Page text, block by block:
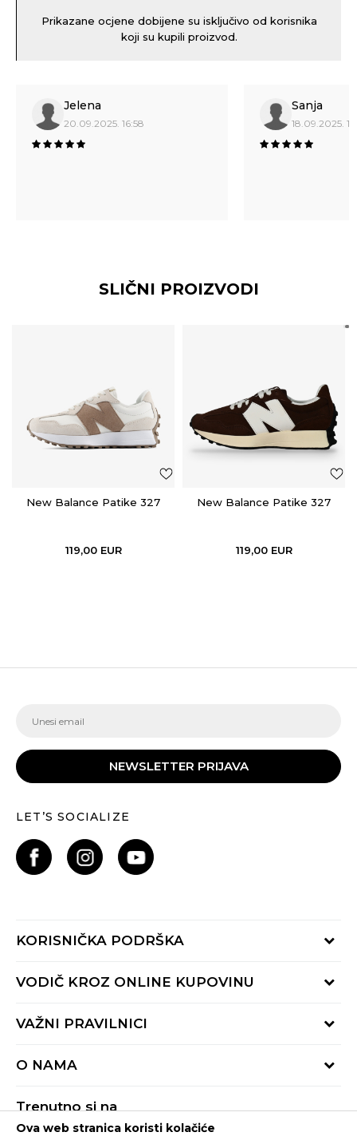
Prikazane ocjene dobijene su isključivo od korisnika
koji su kupili proizvod.
Jelena
20.09.2025. 16:58
Sanja
18.09.2025.
SLIČNI PROIZVODI
New Balance Patike 327
119,00 EUR
New Balance Patike 327
119,00 EUR
NEWSLETTER PRIJAVA
LET’S SOCIALIZE
KORISNIČKA PODRŠKA
Provjeri status porudžbine
Radno vrijeme 9-16h
VODIČ KROZ ONLINE KUPOVINU
Načini isporuke
Reklamacije
VAŽNI PRAVILNICI
Pravila Sport&Bonus programa
O NAMA
Trenutno si na
Ova web stranica koristi kolačiće